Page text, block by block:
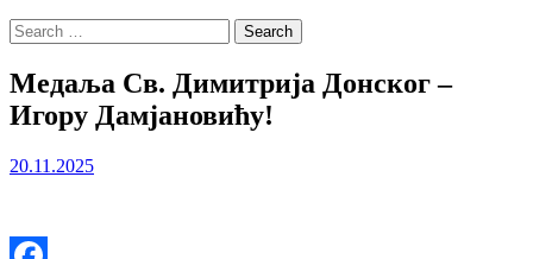
Search
for:
Медаља Св. Димитрија Донског –
Игору Дамјановићу!
20.11.2025